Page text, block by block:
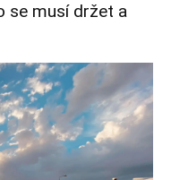
se musí držet a